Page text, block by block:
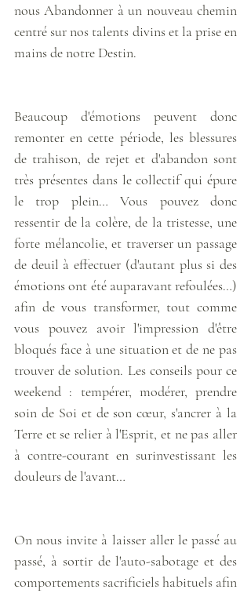
nous Abandonner à un nouveau chemin
centré sur nos talents divins et la prise en
mains de notre Destin.
Beaucoup d'émotions peuvent donc
remonter en cette période, les blessures
de trahison, de rejet et d'abandon sont
très présentes dans le collectif qui épure
le trop plein… Vous pouvez donc
ressentir de la colère, de la tristesse, une
forte mélancolie, et traverser un passage
de deuil à effectuer (d'autant plus si des
émotions ont été auparavant refoulées…)
afin de vous transformer, tout comme
vous pouvez avoir l'impression d'être
bloqués face à une situation et de ne pas
trouver de solution. Les conseils pour ce
weekend : tempérer, modérer, prendre
soin de Soi et de son cœur, s'ancrer à la
Terre et se relier à l'Esprit, et ne pas aller
à contre-courant en surinvestissant les
douleurs de l'avant…
On nous invite à laisser aller le passé au
passé, à sortir de l'auto-sabotage et des
comportements sacrificiels habituels afin